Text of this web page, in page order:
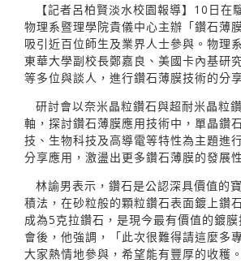
【記者呂柏賢淡水校園報導】10日在
物理系暨理學院貴儀中心主辦「鑽石薄
吸引近百位師生及業界人士參與。物理
東華大學副校長鄭嘉良、美國卡內基研
等多位與談人，進行鑽石薄膜技術的分
研討會以奈米晶粒鑽石與超耐米晶粒
軸，探討鑽石薄膜應用技術中，單晶鑽
技、生物科技及高導電等特性為主題進
分享應用，激盪出更多鑽石薄膜的發展
林諭男表示，鑽石是公認深具價值的
積法，在砂粒般的顆粒鑽石表面鍍上鑽
成為5克拉鑽石，是現今最有價值的鍍膜
會後，他強調，「此次很難得請這麼多
大家熱情地參與，希望能有豐厚的收穫。